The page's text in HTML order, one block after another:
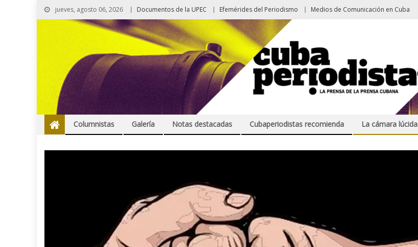
jueves, agosto 06, 2026 Documentos de la UPEC Efemérides del Periodismo Medios de Comunicación en Cuba
Columnistas Galería Notas destacadas Cubaperiodistas recomienda La cámara lúcida